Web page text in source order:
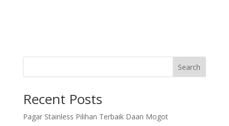
Search
Recent Posts
Pagar Stainless Pilihan Terbaik Daan Mogot